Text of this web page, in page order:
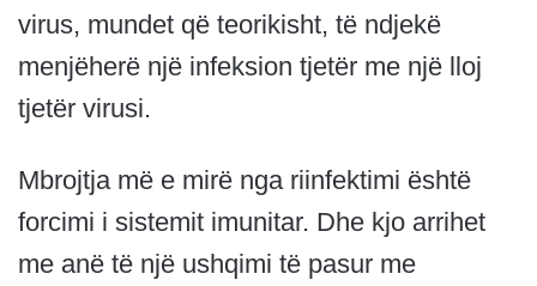
virus, mundet që teorikisht, të ndjekë
menjëherë një infeksion tjetër me një lloj
tjetër virusi.
Mbrojtja më e mirë nga riinfektimi është
forcimi i sistemit imunitar. Dhe kjo arrihet
me anë të një ushqimi të pasur me